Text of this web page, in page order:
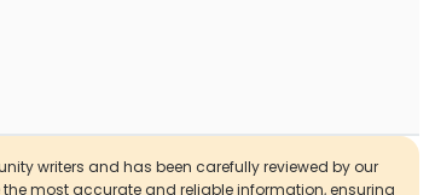
writers and has been carefully reviewed by our
most accurate and reliable information, ensuring